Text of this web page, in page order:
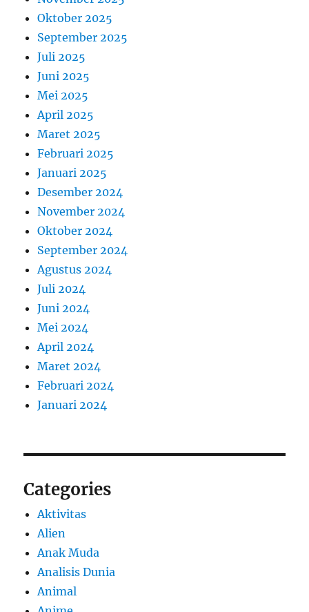
Oktober 2025
September 2025
Juli 2025
Juni 2025
Mei 2025
April 2025
Maret 2025
Februari 2025
Januari 2025
Desember 2024
November 2024
Oktober 2024
September 2024
Agustus 2024
Juli 2024
Juni 2024
Mei 2024
April 2024
Maret 2024
Februari 2024
Januari 2024
Categories
Aktivitas
Alien
Anak Muda
Analisis Dunia
Animal